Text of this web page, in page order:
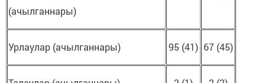
(ачылганнары)
Урлаулар (ачылганнары) 95 (41) 67 (45)